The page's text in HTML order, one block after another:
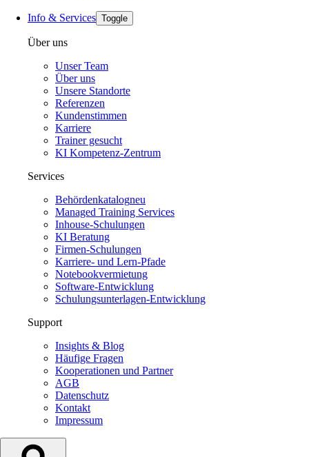
Info & Services Toggle
Über uns
Unser Team
Über uns
Unsere Standorte
Referenzen
Kundenstimmen
Karriere
Trainer gesucht
KI Kompetenz-Zentrum
Services
Behördenkatalogneu
Managed Training Services
Inhouse-Schulungen
KI Beratung
Firmen-Schulungen
Karriere- und Lern-Pfade
Notebookvermietung
Software-Entwicklung
Schulungsunterlagen-Entwicklung
Support
Insights & Blog
Häufige Fragen
Kooperationen und Partner
AGB
Datenschutz
Kontakt
Impressum